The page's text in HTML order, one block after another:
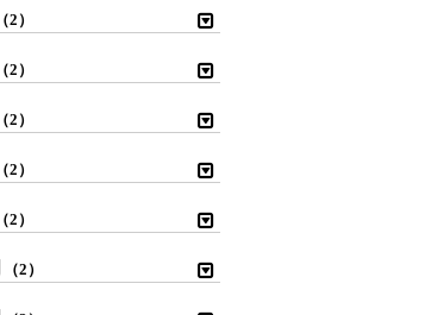
（2）
（2）
（2）
（2）
（2）
（2）